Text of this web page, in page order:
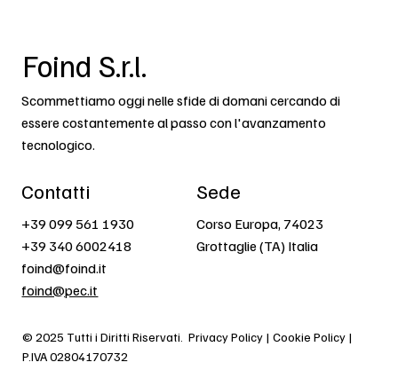
Foind S.r.l.
Scommettiamo oggi nelle sfide di domani cercando di
essere costantemente al passo con l'avanzamento
tecnologico.
Contatti
+39 099 561 1930
+39 340 6002418
foind@foind.it
foind@pec.it
Sede
Corso Europa, 74023
Grottaglie (TA) Italia
© 2025 Tutti i Diritti Riservati. Privacy Policy | Cookie Policy |
P.IVA 02804170732